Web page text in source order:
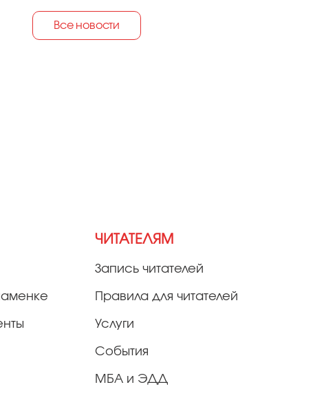
Все новости
ЧИТАТЕЛЯМ
Запись читателей
Правила для читателей
Услуги
События
МБА и ЭДД